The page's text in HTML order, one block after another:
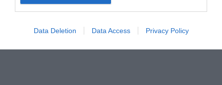
Data Deletion Data Access Privacy Policy